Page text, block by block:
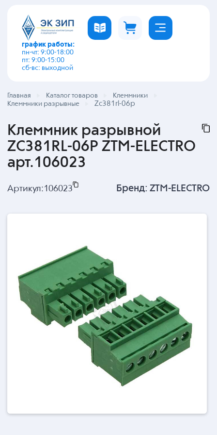
график работы:
пн-чт: 9:00-18:00
пт: 9:00-15:00
сб-вс: выходной
Главная Каталог товаров
Клеммники
Клеммники разрывные
Zc381rl-06p
Клеммник разрывной
ZC381RL-06P ZTM-ELECTRO
арт.106023
Артикул:106023 Бренд: ZTM-ELECTRO